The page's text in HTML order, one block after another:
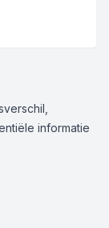
informatie